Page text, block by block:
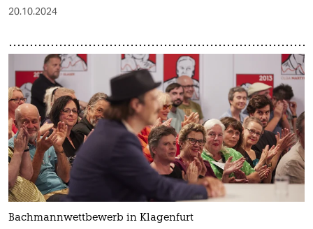
20.10.2024
Bachmannwettbewerb in Klagenfurt